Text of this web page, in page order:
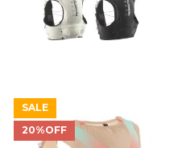
SALE
20%OFF